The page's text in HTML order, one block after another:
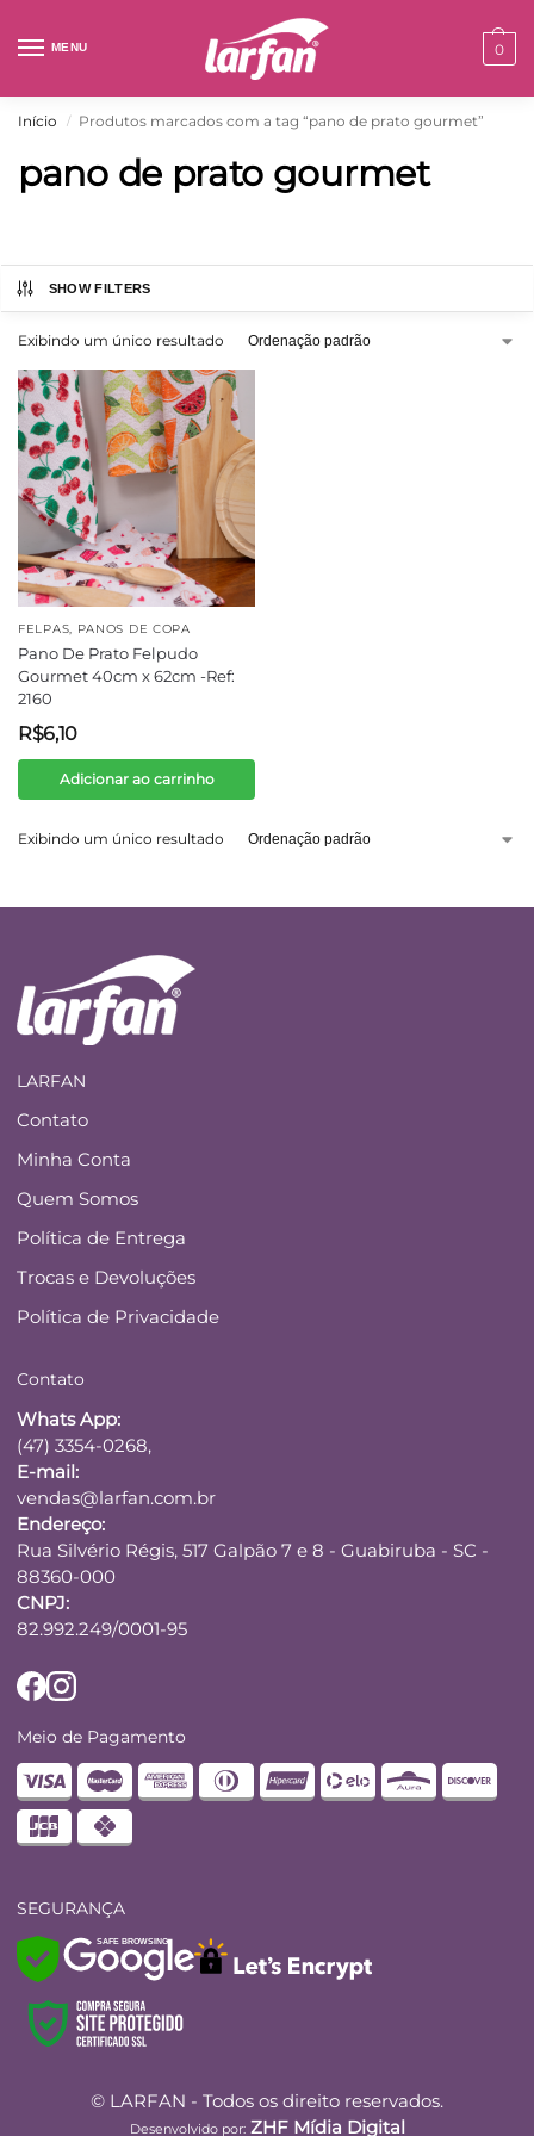
MENU 0
Início / Produtos marcados com a tag “pano de prato gourmet”
pano de prato gourmet
SHOW FILTERS
Exibindo um único resultado
FELPAS, PANOS DE COPA
Pano De Prato Felpudo
Gourmet 40cm x 62cm -Ref:
2160
R$6,10
Adicionar ao carrinho
Exibindo um único resultado
LARFAN
Contato
Minha Conta
Quem Somos
Política de Entrega
Trocas e Devoluções
Política de Privacidade
Contato
Whats App:
(47) 3354-0268,
E-mail:
vendas@larfan.com.br
Endereço:
Rua Silvério Régis, 517 Galpão 7 e 8 - Guabiruba - SC -
88360-000
CNPJ:
82.992.249/0001-95
Meio de Pagamento
SEGURANÇA
SAFE BROWSING
© LARFAN - Todos os direito reservados.
Desenvolvido por: ZHF Mídia Digital